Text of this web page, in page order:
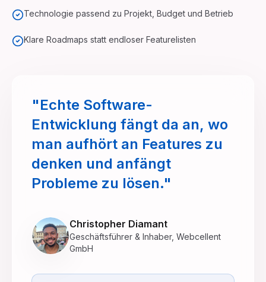
Technologie passend zu Projekt, Budget und Betrieb
Klare Roadmaps statt endloser Featurelisten
"Echte Software-
Entwicklung fängt da an, wo
man aufhört an Features zu
denken und anfängt
Probleme zu lösen."
Christopher Diamant
Geschäftsführer & Inhaber, Webcellent
GmbH